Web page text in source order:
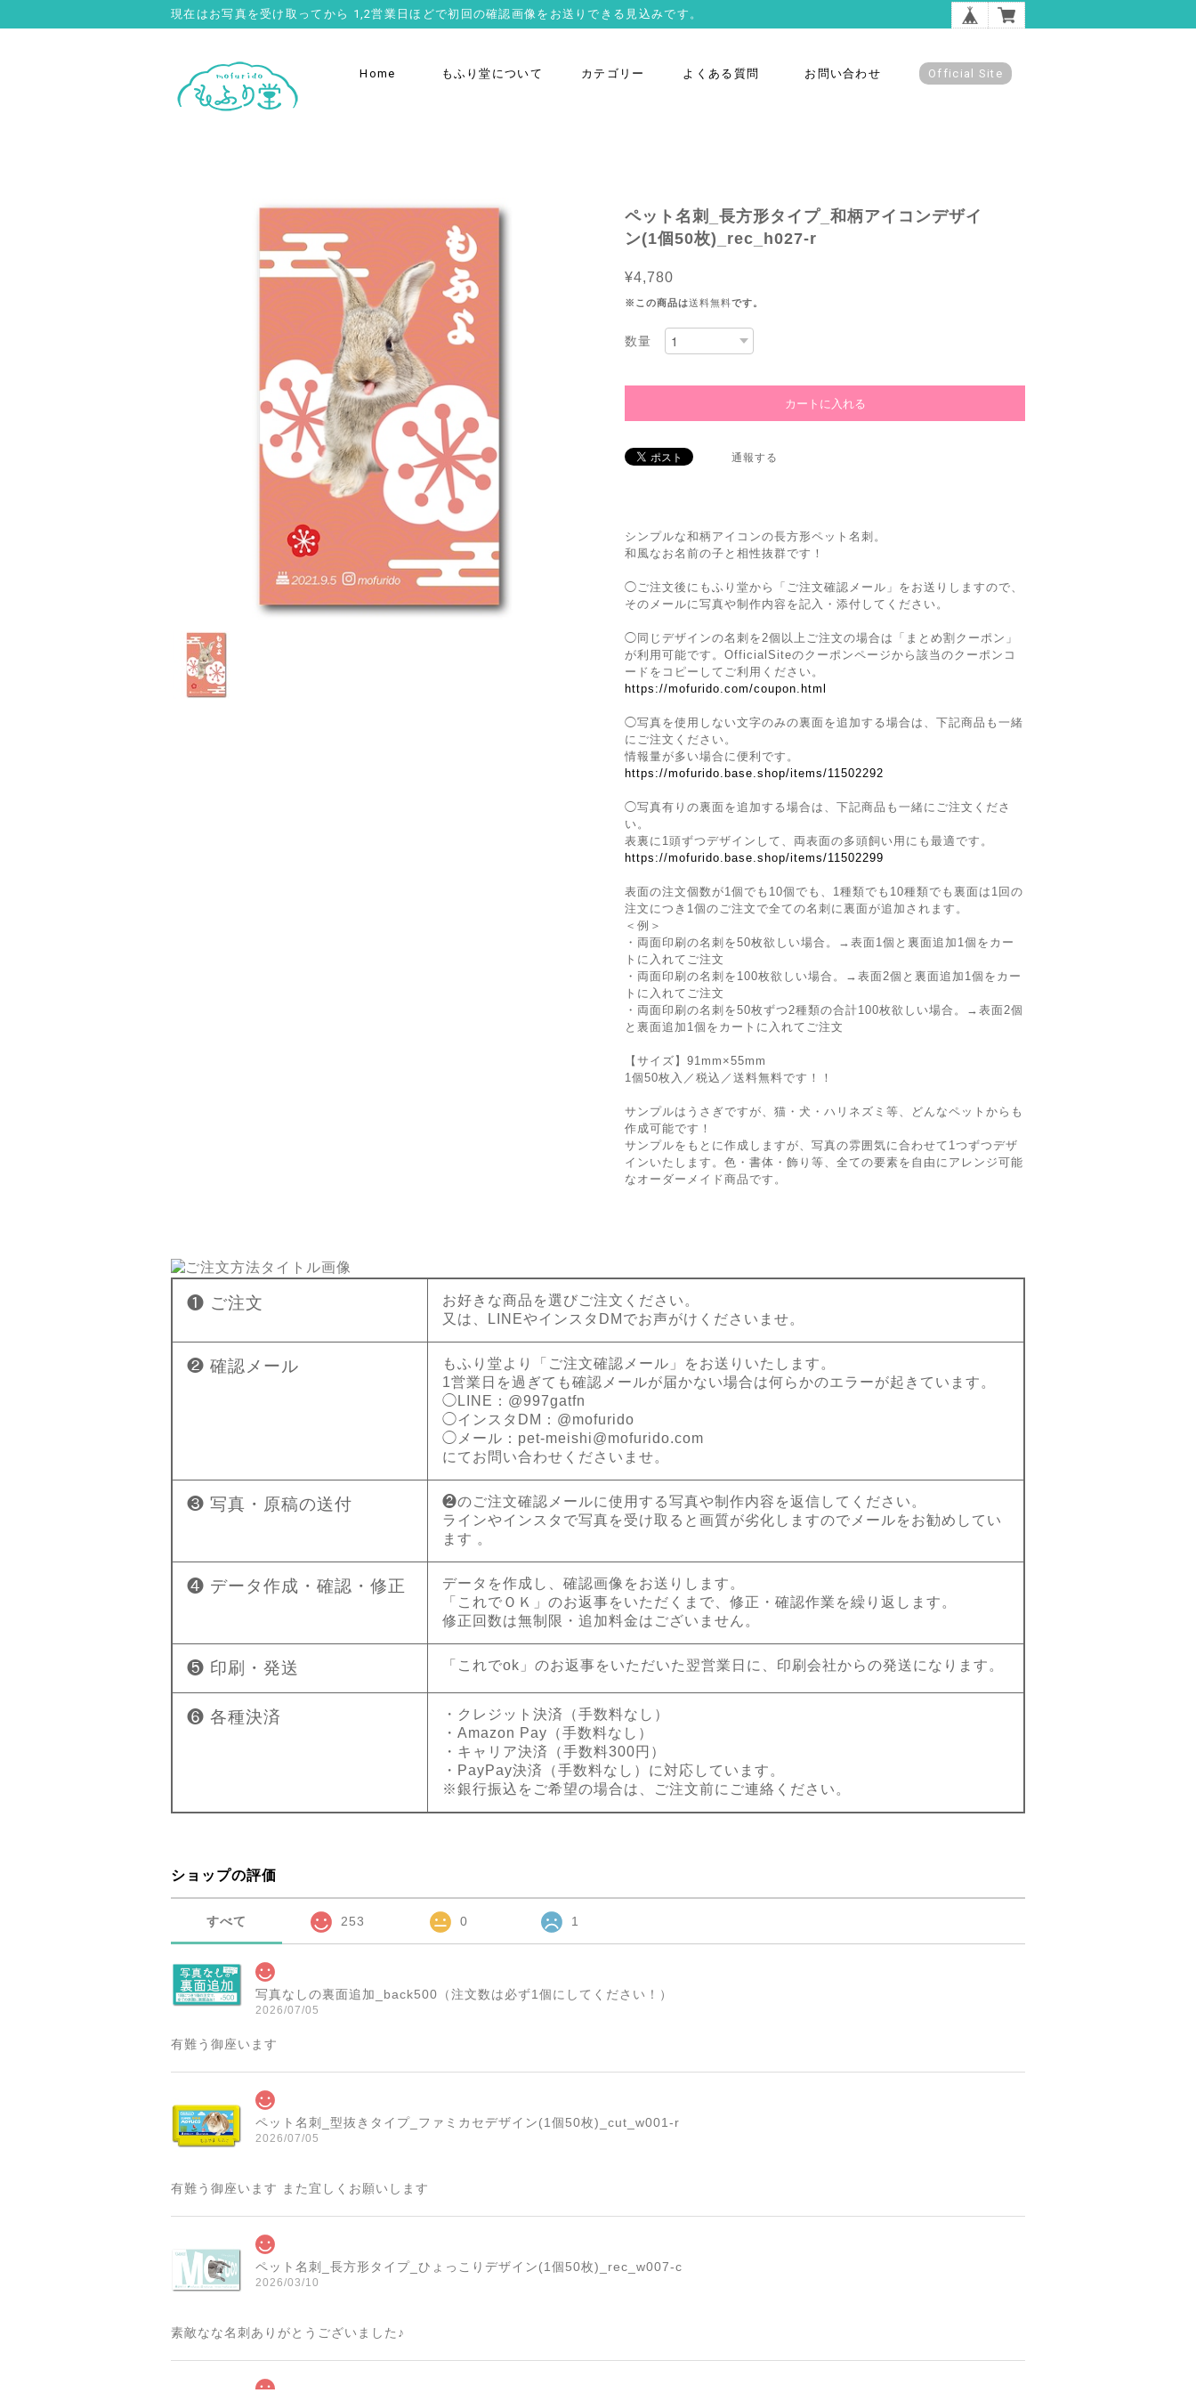
現在はお写真を受け取ってから 1,2営業日ほどで初回の確認画像をお送りできる見込みです。
Home もふり堂について カテゴリー よくある質問 お問い合わせ Official Site
ペット名刺_長方形タイプ_和柄アイコンデザイ
ン(1個50枚)_rec_h027-r
¥4,780
※この商品は送料無料です。
数量
通報する
シンプルな和柄アイコンの長方形ペット名刺。
和風なお名前の子と相性抜群です！
◯ご注文後にもふり堂から「ご注文確認メール」をお送りしますので、
そのメールに写真や制作内容を記入・添付してください。
◯同じデザインの名刺を2個以上ご注文の場合は「まとめ割クーポン」
が利用可能です。OfficialSiteのクーポンページから該当のクーポンコ
ードをコピーしてご利用ください。
https://mofurido.com/coupon.html
◯写真を使用しない文字のみの裏面を追加する場合は、下記商品も一緒
にご注文ください。
情報量が多い場合に便利です。
https://mofurido.base.shop/items/11502292
◯写真有りの裏面を追加する場合は、下記商品も一緒にご注文くださ
い。
表裏に1頭ずつデザインして、両表面の多頭飼い用にも最適です。
https://mofurido.base.shop/items/11502299
表面の注文個数が1個でも10個でも、1種類でも10種類でも裏面は1回の
注文につき1個のご注文で全ての名刺に裏面が追加されます。
＜例＞
・両面印刷の名刺を50枚欲しい場合。→表面1個と裏面追加1個をカー
トに入れてご注文
・両面印刷の名刺を100枚欲しい場合。→表面2個と裏面追加1個をカー
トに入れてご注文
・両面印刷の名刺を50枚ずつ2種類の合計100枚欲しい場合。→表面2個
と裏面追加1個をカートに入れてご注文
【サイズ】91mm×55mm
1個50枚入／税込／送料無料です！！
サンプルはうさぎですが、猫・犬・ハリネズミ等、どんなペットからも
作成可能です！
サンプルをもとに作成しますが、写真の雰囲気に合わせて1つずつデザ
インいたします。色・書体・飾り等、全ての要素を自由にアレンジ可能
なオーダーメイド商品です。
❶ ご注文
お好きな商品を選びご注文ください。
又は、LINEやインスタDMでお声がけくださいませ。
❷ 確認メール
もふり堂より「ご注文確認メール」をお送りいたします。
1営業日を過ぎても確認メールが届かない場合は何らかのエラーが起きています。
◯LINE：@997gatfn
◯インスタDM：@mofurido
◯メール： pet-meishi@mofurido.com
にてお問い合わせくださいませ。
❸ 写真・原稿の送付
❷のご注文確認メールに使用する写真や制作内容を返信してください。
ラインやインスタで写真を受け取ると画質が劣化しますのでメールをお勧めしてい
ます 。
❹ データ作成・確認・修正
データを作成し、確認画像をお送りします。
「これでＯＫ」のお返事をいただくまで、修正・確認作業を繰り返します。
修正回数は無制限・追加料金はございません。
❺ 印刷・発送 「これでok」のお返事をいただいた翌営業日に、印刷会社からの発送になります。
❻ 各種決済
・クレジット決済（手数料なし）
・Amazon Pay（手数料なし）
・キャリア決済（手数料300円）
・PayPay決済（手数料なし）に対応しています。
※銀行振込をご希望の場合は、ご注文前にご連絡ください。
ショップの評価
すべて 253 0 1
写真なしの裏面追加_back500（注文数は必ず1個にしてください！）
2026/07/05
有難う御座います
ペット名刺_型抜きタイプ_ファミカセデザイン(1個50枚)_cut_w001-r
2026/07/05
有難う御座います また宜しくお願いします
ペット名刺_長方形タイプ_ひょっこりデザイン(1個50枚)_rec_w007-c
2026/03/10
素敵なな名刺ありがとうございました♪